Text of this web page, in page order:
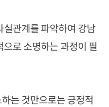
실관계를 파악하여 강남
로 소명하는 과정이 필
는 것만으로는 긍정적